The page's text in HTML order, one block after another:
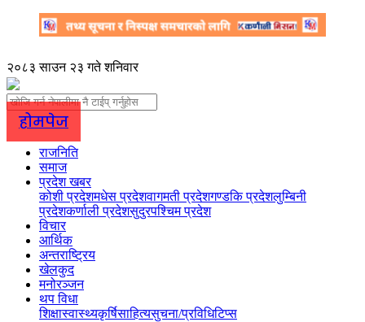
२०८३ साउन २३ गते शनिवार
होमपेज
राजनिति
समाज
प्रदेश खबर
कोशी प्रदेशमधेस प्रदेशवागमती प्रदेशगण्डकि प्रदेशलुम्बिनी
प्रदेशकर्णाली प्रदेशसुदुरपश्चिम प्रदेश
विचार
आर्थिक
अन्तराष्ट्रिय
खेलकुद
मनोरञ्जन
थप विधा
शिक्षास्वास्थ्यकृर्षिसाहित्यसुचना/प्रविधिटिप्स